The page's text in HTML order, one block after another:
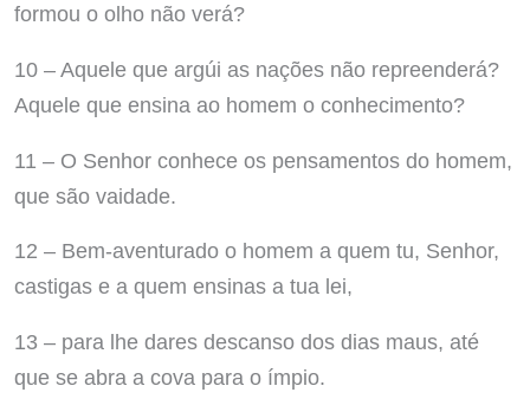
formou o olho não verá?
10 – Aquele que argúi as nações não repreenderá?
Aquele que ensina ao homem o conhecimento?
11 – O Senhor conhece os pensamentos do homem,
que são vaidade.
12 – Bem-aventurado o homem a quem tu, Senhor,
castigas e a quem ensinas a tua lei,
13 – para lhe dares descanso dos dias maus, até
que se abra a cova para o ímpio.